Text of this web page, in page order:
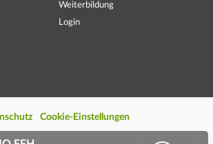
Weiterbildung
Login
Cookie-Einstellungen